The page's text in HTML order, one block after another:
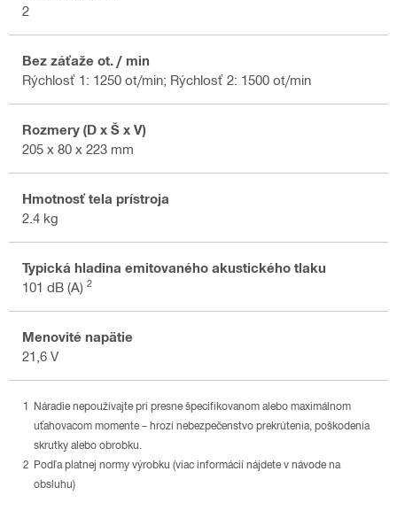
2
Bez záťaže ot. / min
Rýchlosť 1: 1250 ot/min; Rýchlosť 2: 1500 ot/min
Rozmery (D x Š x V)
205 x 80 x 223 mm
Hmotnosť tela prístroja
2.4 kg
Typická hladina emitovaného akustického tlaku
101 dB (A) 2
Menovité napätie
21,6 V
Náradie nepoužívajte pri presne špecifikovanom alebo maximálnom
uťahovacom momente – hrozí nebezpečenstvo prekrútenia, poškodenia
skrutky alebo obrobku.
Podľa platnej normy výrobku (viac informácií nájdete v návode na
obsluhu)